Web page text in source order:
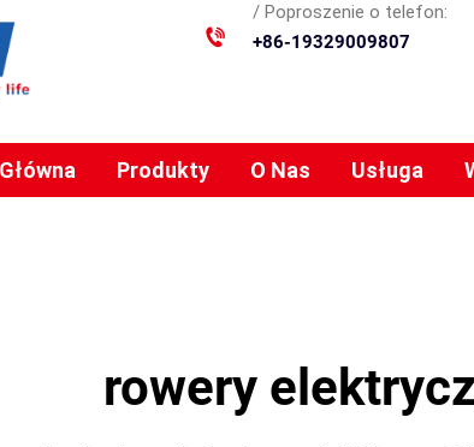
/ Poproszenie o telefon:
+86-19329009807
Produkty O Nas Usługa
rowery